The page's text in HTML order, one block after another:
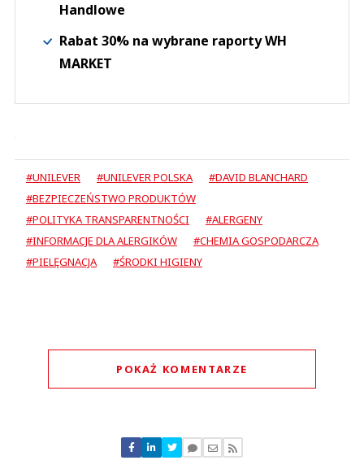
Handlowe
Rabat 30% na wybrane raporty WH
MARKET
#UNILEVER #UNILEVER POLSKA
#DAVID BLANCHARD
#BEZPIECZEŃSTWO PRODUKTÓW
#POLITYKA TRANSPARENTNOŚCI
#ALERGENY
#INFORMACJE DLA ALERGIKÓW
#CHEMIA GOSPODARCZA
#PIELĘGNACJA
#ŚRODKI HIGIENY
POKAŻ KOMENTARZE
Nie znaleziono komentarzy
Zostaw swoje komentarze